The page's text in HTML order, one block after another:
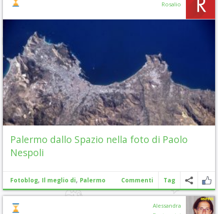
Rosalio
Palermo dallo Spazio nella foto di Paolo
Nespoli
Fotoblog, Il meglio di, Palermo Commenti Tag
Alessandra